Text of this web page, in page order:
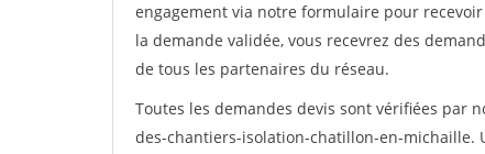
engagement via notre formulaire pour
la demande validée, vous recevrez des
de tous les partenaires du réseau.
Toutes les demandes devis sont vérifiées par
des-chantiers-isolation-chatillon-en-michaille.